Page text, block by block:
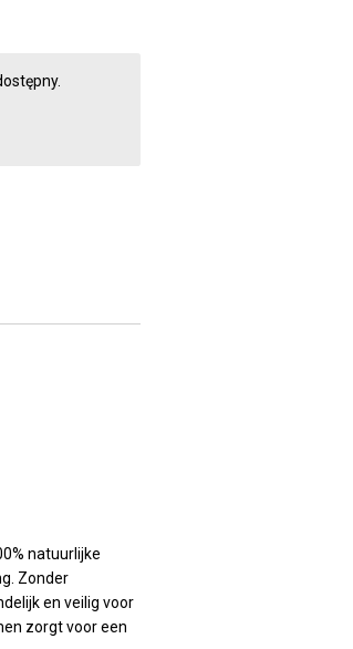
natuurlijke
Zonder
en veilig voor
zorgt voor een